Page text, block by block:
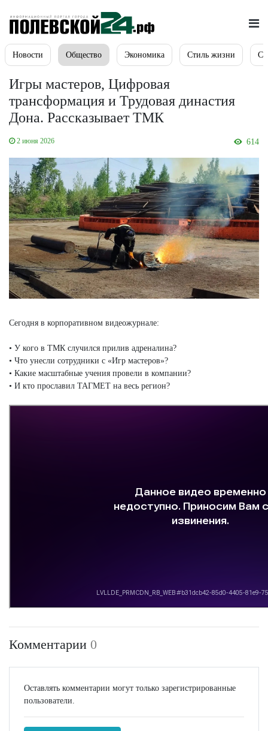
Новости Общество Экономика Стиль жизни
Игры мастеров, Цифровая
трансформация и Трудовая династия
Дона. Рассказывает ТМК
2 июня 2026 614
Сегодня в корпоративном видеожурнале:
• У кого в ТМК случился прилив адреналина?
• Что унесли сотрудники с «Игр мастеров»?
• Какие масштабные учения провели в компании?
• И кто прославил ТАГМЕТ на весь регион?
Комментарии 0
Оставлять комментарии могут только зарегистрированные
пользователи.